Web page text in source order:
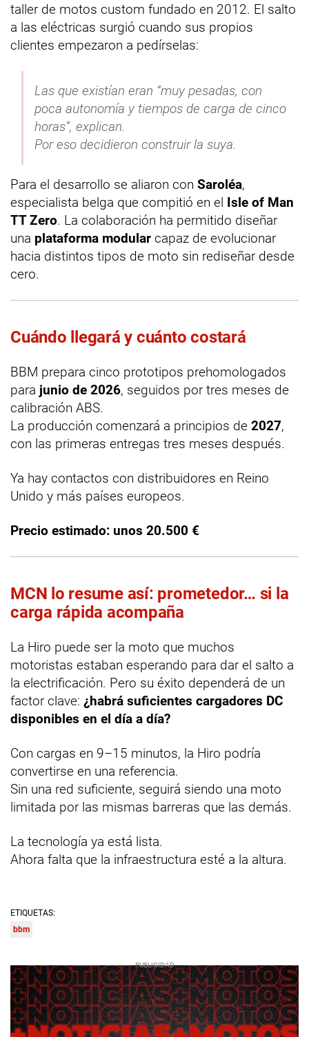
taller de motos custom fundado en 2012. El salto
a las eléctricas surgió cuando sus propios
clientes empezaron a pedírselas:
Las que existían eran “muy pesadas, con
poca autonomía y tiempos de carga de cinco
horas”, explican.
Por eso decidieron construir la suya.
Para el desarrollo se aliaron con Saroléa,
especialista belga que compitió en el Isle of Man
TT Zero. La colaboración ha permitido diseñar
una plataforma modular capaz de evolucionar
hacia distintos tipos de moto sin rediseñar desde
cero.
Cuándo llegará y cuánto costará
BBM prepara cinco prototipos prehomologados
para junio de 2026, seguidos por tres meses de
calibración ABS.
La producción comenzará a principios de 2027,
con las primeras entregas tres meses después.
Ya hay contactos con distribuidores en Reino
Unido y más países europeos.
Precio estimado: unos 20.500 €
MCN lo resume así: prometedor… si la
carga rápida acompaña
La Hiro puede ser la moto que muchos
motoristas estaban esperando para dar el salto a
la electrificación. Pero su éxito dependerá de un
factor clave: ¿habrá suficientes cargadores DC
disponibles en el día a día?
Con cargas en 9–15 minutos, la Hiro podría
convertirse en una referencia.
Sin una red suficiente, seguirá siendo una moto
limitada por las mismas barreras que las demás.
La tecnología ya está lista.
Ahora falta que la infraestructura esté a la altura.
ETIQUETAS:
bbm